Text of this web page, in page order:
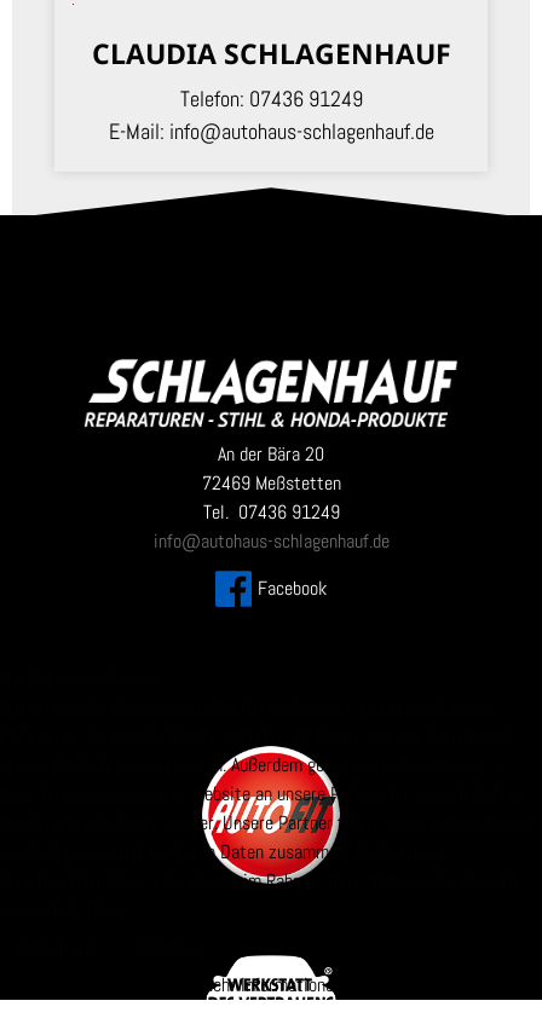
CLAUDIA SCHLAGENHAUF
Telefon: 07436 91249
E-Mail: info@autohaus-schlagenhauf.de
An der Bära 20
72469 Meßstetten
Tel. 07436 91249
info@autohaus-schlagenhauf.de
Facebook
unsere Website zu analysieren. Außerdem geben wir Informationen zu
Ihrer Verwendung unserer Website an unsere Partner für soziale Medien,
Werbung und Analysen weiter. Unsere Partner führen diese Informationen
möglicherweise mit weiteren Daten zusammen, die Sie ihnen
bereitgestellt haben oder die sie im Rahmen Ihrer Nutzung der Dienste
Mehr Informationen